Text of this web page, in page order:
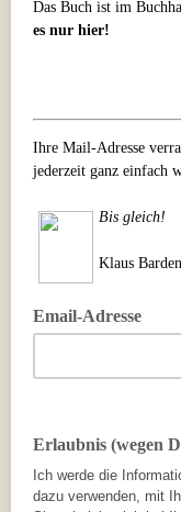
Das Buch ist im
es nur hier!
Ihre Mail-Adresse
jederzeit ganz einfach
Bis gleich!
Klaus
Email-Adresse
Erlaubnis (wegen
Ich werde die
dazu verwenden, mit